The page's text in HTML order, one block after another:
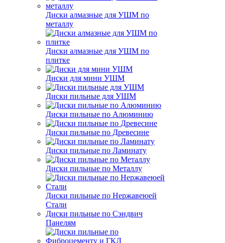
Диски алмазные для УШМ по
металлу
Диски алмазные для УШМ по
плитке
Диски для мини УШМ
Диски пильные для УШМ
Диски пильные по Алюминию
Диски пильные по Древесине
Диски пильные по Ламинату
Диски пильные по Металлу
Диски пильные по Нержавеюей
Стали
Диски пильные по Сэндвич
Панелям